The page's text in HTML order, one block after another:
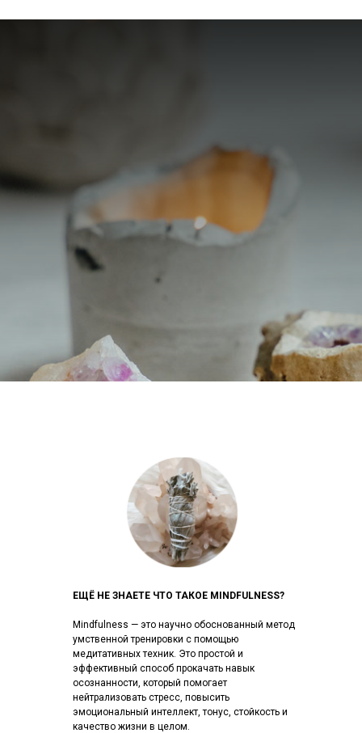
ЕЩЁ НЕ ЗНАЕТЕ ЧТО ТАКОЕ MINDFULNESS?
Mindfulness — это научно обоснованный метод
умственной тренировки с помощью
медитативных техник. Это простой и
эффективный способ прокачать навык
осознанности, который помогает
нейтрализовать стресс, повысить
эмоциональный интеллект, тонус, стойкость и
качество жизни в целом.